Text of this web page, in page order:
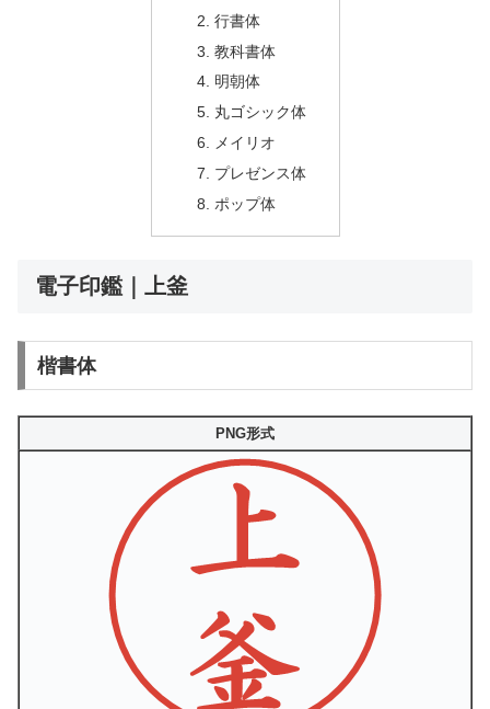
行書体
教科書体
明朝体
丸ゴシック体
メイリオ
プレゼンス体
ポップ体
電子印鑑｜上釜
楷書体
PNG形式